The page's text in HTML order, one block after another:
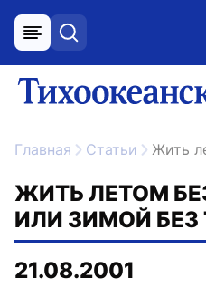
меню поиск
Главная Статьи Жить
ЖИТЬ ЛЕТОМ
ИЛИ ЗИМОЙ БЕЗ
21.08.2001